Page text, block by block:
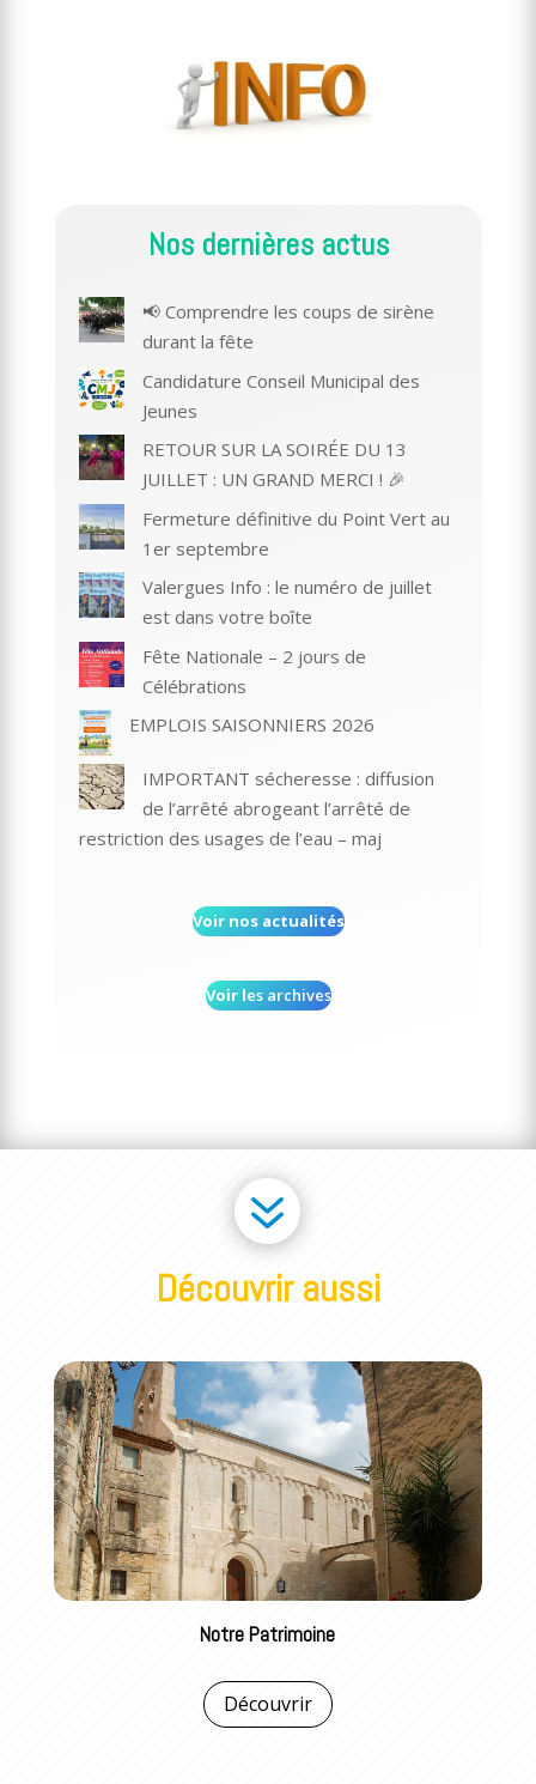
Nos dernières actus
📢 Comprendre les coups de sirène
durant la fête
Candidature Conseil Municipal des
Jeunes
RETOUR SUR LA SOIRÉE DU 13
JUILLET : UN GRAND MERCI ! 🎉
Fermeture définitive du Point Vert au
1er septembre
Valergues Info : le numéro de juillet
est dans votre boîte
Fête Nationale – 2 jours de
Célébrations
EMPLOIS SAISONNIERS 2026
IMPORTANT sécheresse : diffusion
de l’arrêté abrogeant l’arrêté de
restriction des usages de l’eau – maj
Voir nos actualités
Voir les archives
7
Découvrir aussi
Notre Patrimoine
Découvrir